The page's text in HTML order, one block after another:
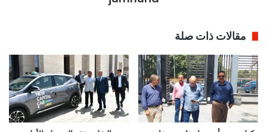
مقالات ذات صلة